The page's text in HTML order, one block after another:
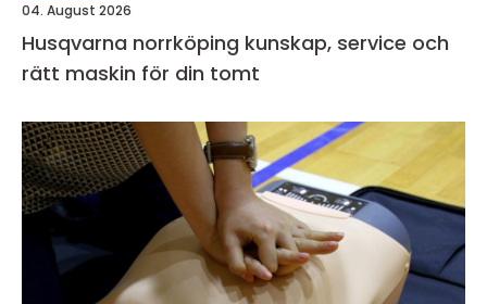
04. August 2026
Husqvarna norrköping kunskap, service och
rätt maskin för din tomt